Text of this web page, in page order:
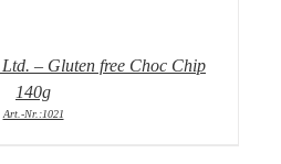
– Gluten free Choc Chip
140g
Art.-Nr.:1021